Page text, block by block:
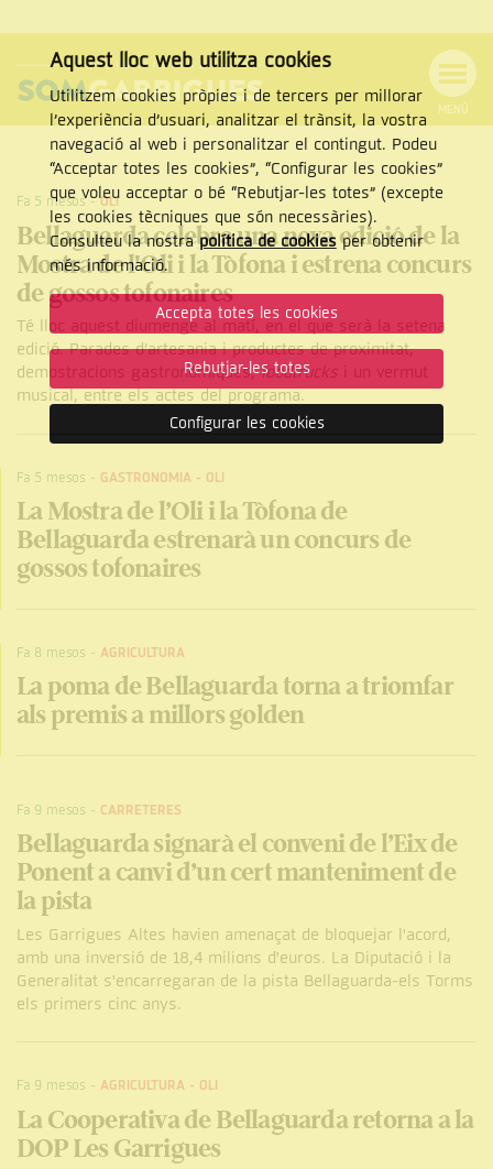
NAVEGACIÓ
MENÚ
Cercar
CERCAR
Fa 5 mesos-OLI
Bellaguarda celebra una nova edició de la
Mostra de l'Oli i la Tòfona i estrena concurs
de gossos tofonaires
Té lloc aquest diumenge al matí, en el que serà la setena
edició. Parades d’artesania i productes de proximitat,
demostracions gastronòmiques,foodtrucks
i un vermut
musical, entre els actes del programa.
Fa 5 mesos - GASTRONOMIA - OLI
La Mostra de l’Oli i la Tòfona de
Bellaguarda estrenarà un concurs de
gossos tofonaires
Fa 8 mesos - AGRICULTURA
La poma de Bellaguarda torna a triomfar
als premis a millors golden
Fa 9 mesos - CARRETERES
Bellaguarda signarà el conveni de l’Eix de
Ponent a canvi d’un cert manteniment de
la pista
Les Garrigues Altes havien amenaçat de bloquejar l'acord,
amb una inversió de 18,4 milions d'euros. La Diputació i la
Generalitat s'encarregaran de la pista Bellaguarda-els Torms
els primers cinc anys.
Fa 9 mesos - AGRICULTURA - OLI
La Cooperativa de Bellaguarda retorna a la
DOP Les Garrigues
Aquest lloc web utilitza cookies
Utilitzem cookies pròpies i de tercers per millorar
l’experiència d’usuari, analitzar el trànsit, la vostra
navegació al web i personalitzar el contingut. Podeu
“Acceptar totes les cookies”, “Configurar les cookies”
que voleu acceptar o bé “Rebutjar-les totes” (excepte
les cookies tècniques que són necessàries).
Consulteu la nostrapolítica de cookiesper obtenir
més informació.
Accepta totes les cookies
Rebutjar-les totes
Configurar les cookies